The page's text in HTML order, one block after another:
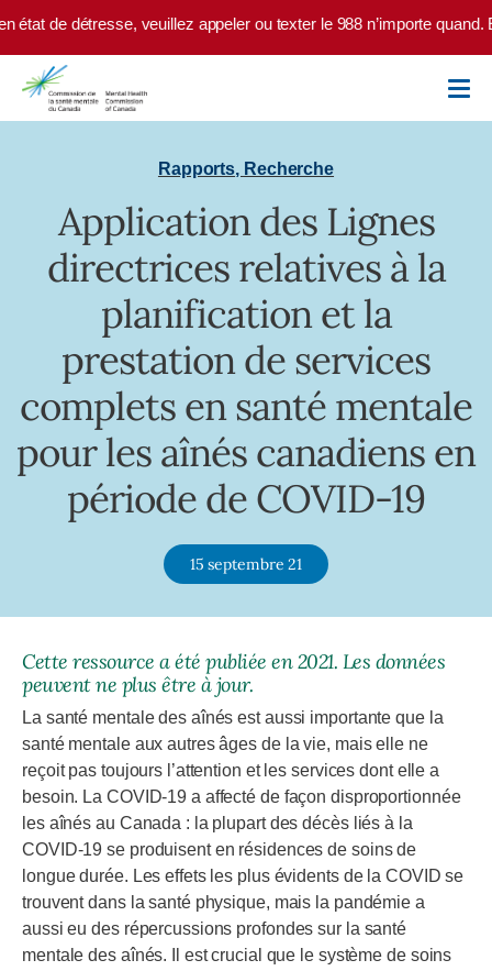
Skip to main content
état de détresse, veuillez appeler ou texter le 988 n’importe quand.
Rapports, Recherche
Application des Lignes
directrices relatives à la
planification et la
prestation de services
complets en santé mentale
pour les aînés canadiens en
période de COVID-19
15 septembre 21
Cette ressource a été publiée en2021. Les données
peuvent ne plus être à jour.
La santé mentale des aînés est aussi importante que la
santé mentale aux autres âges de la vie, mais elle ne
reçoit pas toujours l’attention et les services dont elle a
besoin. La COVID-19 a affecté de façon disproportionnée
les aînés au Canada : la plupart des décès liés à la
COVID-19 se produisent en résidences de soins de
longue durée. Les effets les plus évidents de la COVID se
trouvent dans la santé physique, mais la pandémie a
aussi eu des répercussions profondes sur la santé
mentale des aînés. Il est crucial que le système de soins